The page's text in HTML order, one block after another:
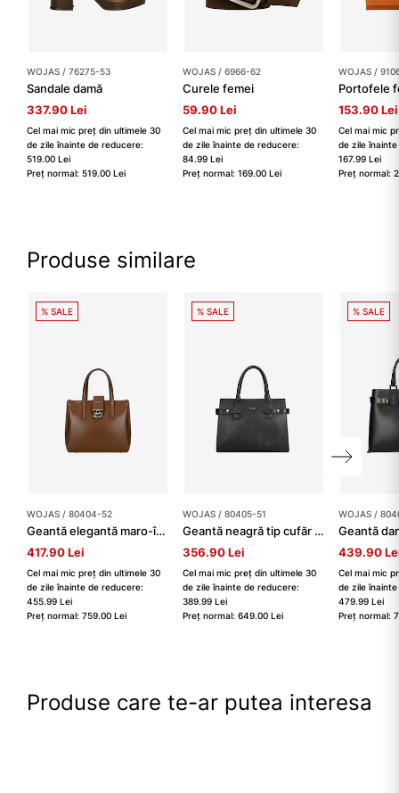
WOJAS / 76275-53
Sandale damă
337.90 Lei
Cel mai mic preț din ultimele 30
de zile înainte de reducere:
519.00 Lei
Preț normal: 519.00 Lei
WOJAS / 6966-62
Curele femei
59.90 Lei
Cel mai mic preț din ultimele 30
de zile înainte de reducere:
84.99 Lei
Preț normal: 169.00 Lei
WOJAS /
Portofele
153.90 Lei
Cel mai mic
de zile
167.99 Lei
Preț normal:
Produse similare
% SALE
WOJAS / 80404-52
Geantă elegantă maro-închis tip cufăr damă
417.90 Lei
Cel mai mic preț din ultimele 30
de zile înainte de reducere:
455.99 Lei
Preț normal: 759.00 Lei
% SALE
WOJAS / 80405-51
Geantă neagră tip cufăr damă
356.90 Lei
Cel mai mic preț din ultimele 30
de zile înainte de reducere:
389.99 Lei
Preț normal: 649.00 Lei
% SALE
WOJAS /
439.90
Cel mai mic
de zile
479.99 Lei
Preț normal:
Produse care te-ar putea interesa